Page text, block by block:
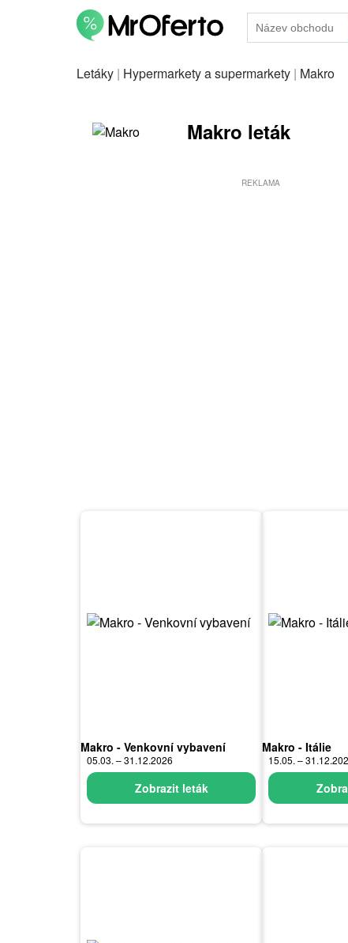
Letáky | Hypermarkety a supermarkety | Makro
Makro leták
REKLAMA
Makro - Venkovní vybavení
05.03. – 31.12.2026
Zobrazit leták
Makro - Itálie
15.05. –